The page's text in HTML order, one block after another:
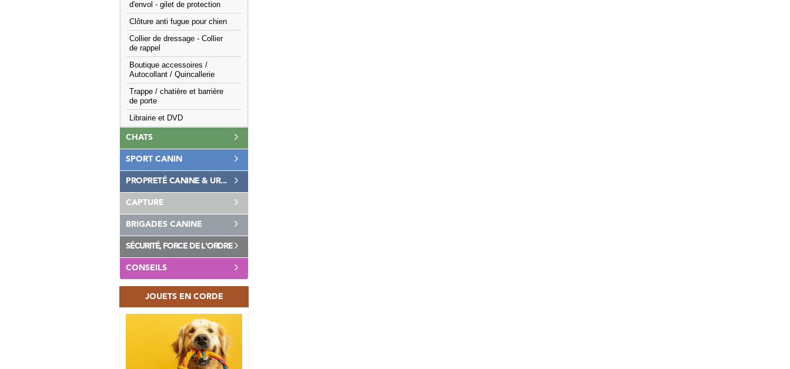
d'envol - gilet de protection
Clôture anti fugue pour chien
Collier de dressage - Collier
de rappel
Boutique accessoires /
Autocollant / Quincallerie
Trappe / chatière et barrière
de porte
Librairie et DVD
CHATS
SPORT CANIN
PROPRETÉ CANINE & UR...
CAPTURE
BRIGADES CANINE
SÉCURITÉ, FORCE DE L'ORDRE
CONSEILS
JOUETS EN CORDE